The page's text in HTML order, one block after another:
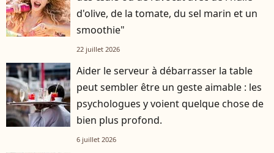
d'olive, de la tomate, du sel marin et un
smoothie"
22 juillet 2026
Aider le serveur à débarrasser la table
peut sembler être un geste aimable : les
psychologues y voient quelque chose de
bien plus profond.
6 juillet 2026